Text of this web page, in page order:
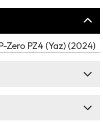
Zero PZ4 (Yaz) (2024)
yapın!